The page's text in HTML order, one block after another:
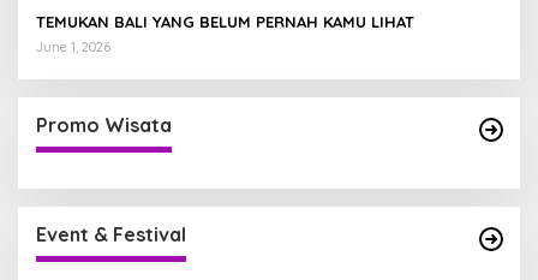
TEMUKAN BALI YANG BELUM PERNAH KAMU LIHAT
June 1, 2026
Promo Wisata
Event & Festival